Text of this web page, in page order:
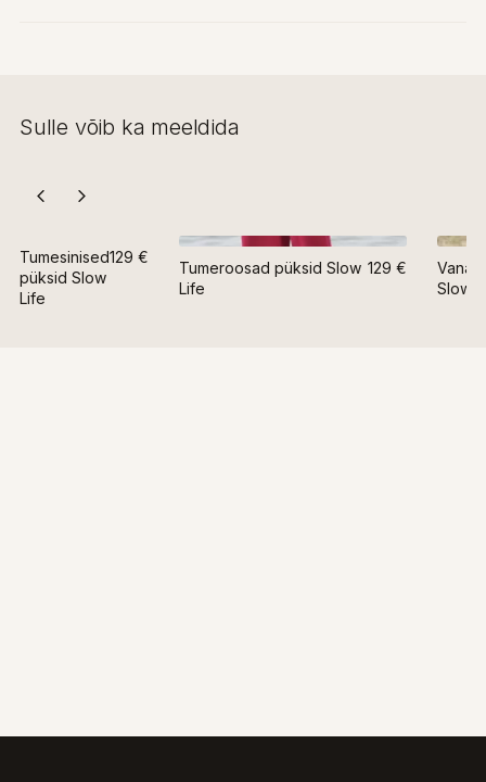
Sulle võib ka meeldida
Tumesinised
püksid Slow
Life
129 €
Tumeroosad püksid Slow
Life
129 €
Slow